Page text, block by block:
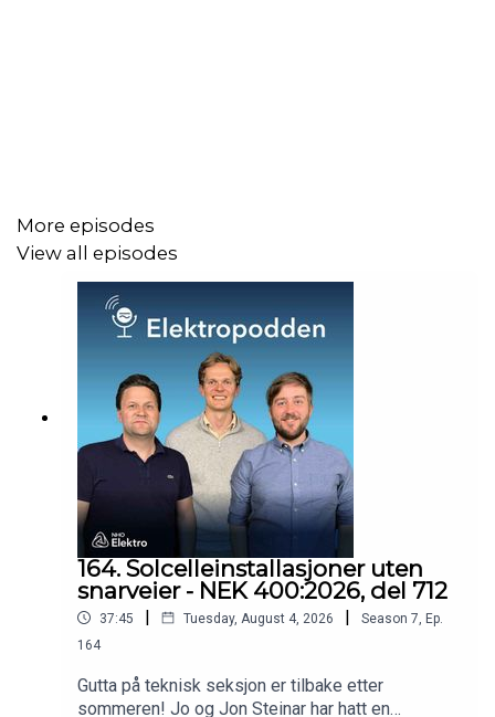
More episodes
View all episodes
164. Solcelleinstallasjoner uten
snarveier - NEK 400:2026, del 712
37:45 | Tuesday, August 4, 2026 | Season 7, Ep.
164
Gutta på teknisk seksjon er tilbake etter
sommeren! Jo og Jon Steinar har hatt en